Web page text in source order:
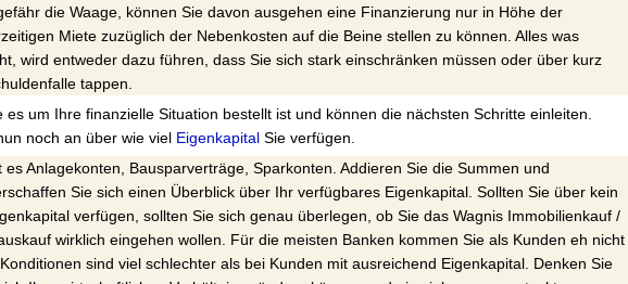
die Waage, können Sie davon ausgehen eine Finanzierung nur in Höhe der
Miete zuzüglich der Nebenkosten auf die Beine stellen zu können. Alles was
wird entweder dazu führen, dass Sie sich stark einschränken müssen oder über kurz
tappen.
es um Ihre finanzielle Situation bestellt ist und können die nächsten Schritte einleiten.
noch an über wie viel Eigenkapital Sie verfügen.
es Anlagekonten, Bausparverträge, Sparkonten. Addieren Sie die Summen und
Sie sich einen Überblick über Ihr verfügbares Eigenkapital. Sollten Sie über kein
verfügen, sollten Sie sich genau überlegen, ob Sie das Wagnis Immobilienkauf /
wirklich eingehen wollen. Für die meisten Banken kommen Sie als Kunden eh nicht
sind viel schlechter als bei Kunden mit ausreichend Eigenkapital. Denken Sie